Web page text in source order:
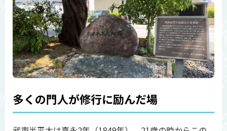
多くの門人が修行に励んだ場